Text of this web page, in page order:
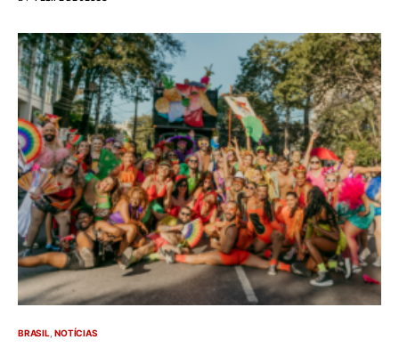
BRASIL NOTÍCIAS